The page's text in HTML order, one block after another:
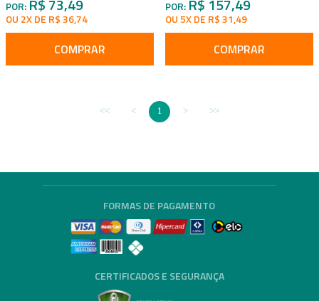
POR: R$ 73,49
OU 2X DE R$ 36,74
COMPRAR
POR: R$ 157,49
OU 5X DE R$ 31,49
COMPRAR
1
FORMAS DE PAGAMENTO
CERTIFICADOS E SEGURANÇA